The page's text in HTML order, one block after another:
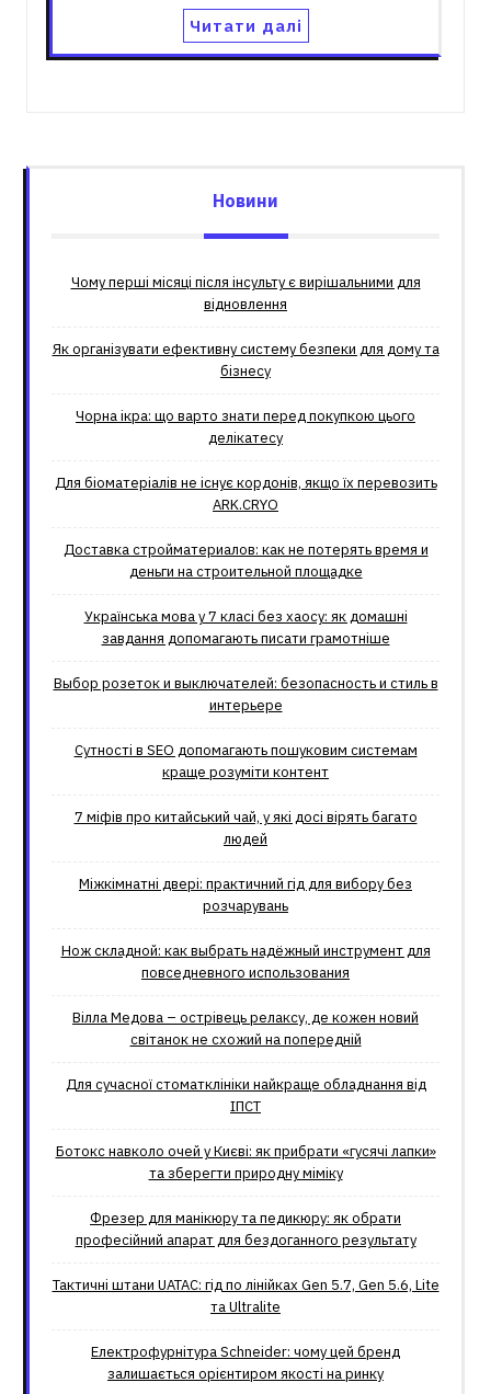
Читати далі
Новини
Чому перші місяці після інсульту є вирішальними для
відновлення
Як організувати ефективну систему безпеки для дому та
бізнесу
Чорна ікра: що варто знати перед покупкою цього
делікатесу
Для біоматеріалів не існує кордонів, якщо їх перевозить
ARK.CRYO
Доставка стройматериалов: как не потерять время и
деньги на строительной площадке
Українська мова у 7 класі без хаосу: як домашні
завдання допомагають писати грамотніше
Выбор розеток и выключателей: безопасность и стиль в
интерьере
Сутності в SEO допомагають пошуковим системам
краще розуміти контент
7 міфів про китайський чай, у які досі вірять багато
людей
Міжкімнатні двері: практичний гід для вибору без
розчарувань
Нож складной: как выбрать надёжный инструмент для
повседневного использования
Вілла Медова – острівець релаксу, де кожен новий
світанок не схожий на попередній
Для сучасної стоматклініки найкраще обладнання від
ІПСТ
Ботокс навколо очей у Києві: як прибрати «гусячі лапки»
та зберегти природну міміку
Фрезер для манікюру та педикюру: як обрати
професійний апарат для бездоганного результату
Тактичні штани UATAC: гід по лінійках Gen 5.7, Gen 5.6, Lite
та Ultralite
Електрофурнітура Schneider: чому цей бренд
залишається орієнтиром якості на ринку